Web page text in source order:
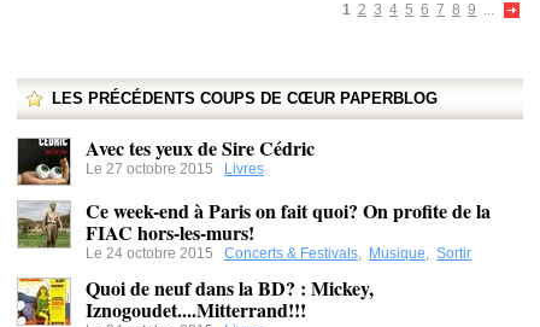
1 2 3 4 5 6 7 8 9 ...
LES PRÉCÉDENTS COUPS DE CŒUR PAPERBLOG
Avec tes yeux de Sire Cédric
Le 27 octobre 2015 Livres
Ce week-end à Paris on fait quoi? On profite de la
FIAC hors-les-murs!
Le 24 octobre 2015 Concerts & Festivals, Musique, Sortir
Quoi de neuf dans la BD? : Mickey,
Iznogoudet....Mitterrand!!!